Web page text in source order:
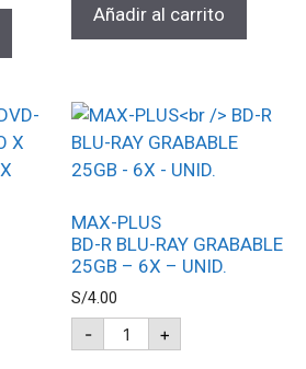
Añadir al carrito
MAX-PLUS
BD-R BLU-RAY GRABABLE
25GB – 6X – UNID.
S/4.00
- +